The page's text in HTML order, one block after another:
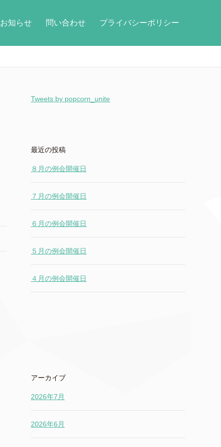
お知らせ 問い合わせ プライバシーポリシー
Tweets by popcorn_unite
最近の投稿
８月の例会開催日
７月の例会開催日
６月の例会開催日
５月の例会開催日
４月の例会開催日
アーカイブ
2026年7月
2026年6月